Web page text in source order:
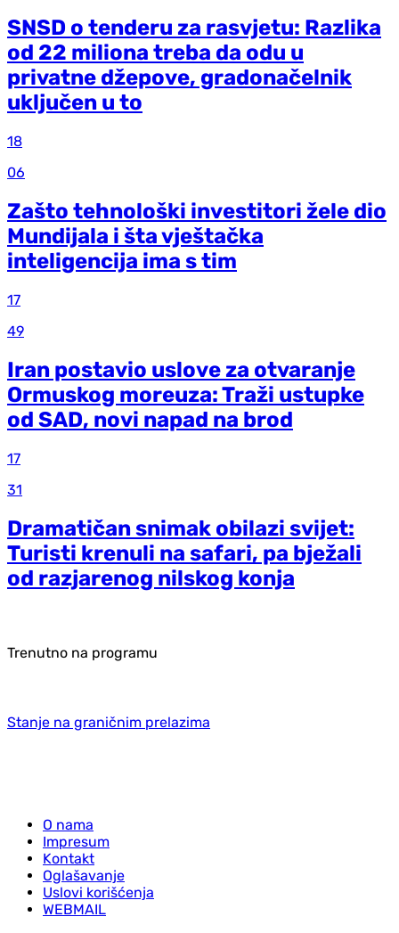
SNSD o tenderu za rasvjetu: Razlika
od 22 miliona treba da odu u
privatne džepove, gradonačelnik
uključen u to
18
06
Zašto tehnološki investitori žele dio
Mundijala i šta vještačka
inteligencija ima s tim
17
49
Iran postavio uslove za otvaranje
Ormuskog moreuza: Traži ustupke
od SAD, novi napad na brod
17
31
Dramatičan snimak obilazi svijet:
Turisti krenuli na safari, pa bježali
od razjarenog nilskog konja
Trenutno na programu
Stanje na graničnim prelazima
O nama
Impresum
Kontakt
Oglašavanje
Uslovi korišćenja
WEBMAIL